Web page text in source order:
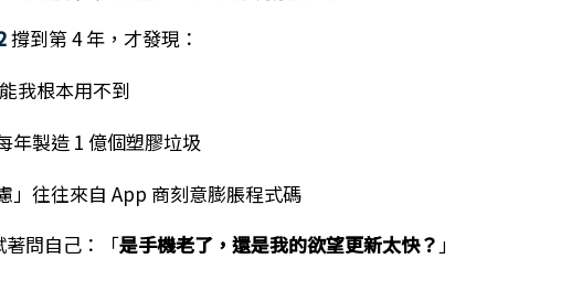
撐到第 4 年，才發現：
我根本用不到
年製造 1 億個塑膠垃圾
」往往來自 App 商刻意膨脹程式碼
問自己：「是手機老了，還是我的欲望更新太快？」